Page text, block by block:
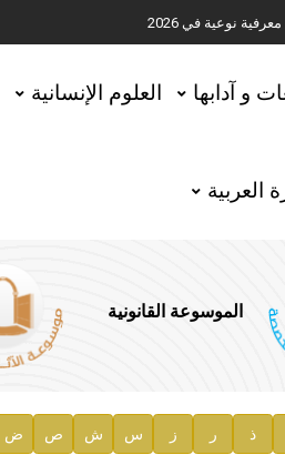
نوعية في 2026
و آدابها العلوم الإنسانية
العربية
الموسوعة القانونية
ذ ر ز س ش ص ض